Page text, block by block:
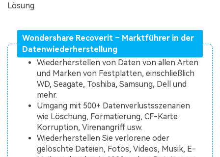
Lösung.
Wondershare Recoverit – Marktführer in der
Datenwiederherstellung
Wiederherstellen von Daten von allen Arten
und Marken von Festplatten, einschließlich
WD, Seagate, Toshiba, Samsung, Dell und
mehr.
Umgang mit 500+ Datenverlustsszenarien
wie Löschung, Formatierung, CF-Karte
Korruption, Virenangriff usw.
Wiederherstellen Sie verlorene oder
gelöschte Dateien, Fotos, Videos, Musik, E-